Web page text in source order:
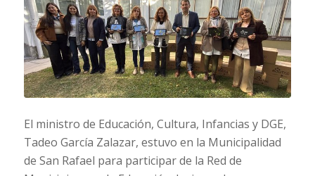
El ministro de Educación, Cultura, Infancias y DGE,
Tadeo García Zalazar, estuvo en la Municipalidad
de San Rafael para participar de la Red de